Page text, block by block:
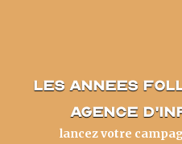
les annees
agence
lancez votre